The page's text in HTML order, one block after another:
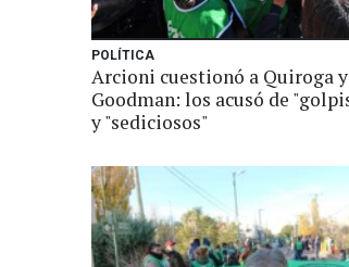
POLÍTICA
Arcioni cuestionó a Quiroga y
Goodman: los acusó de
y "sediciosos"